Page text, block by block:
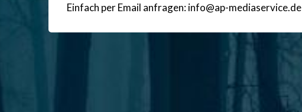
Einfach per Email anfragen: info@ap-mediaservice.de